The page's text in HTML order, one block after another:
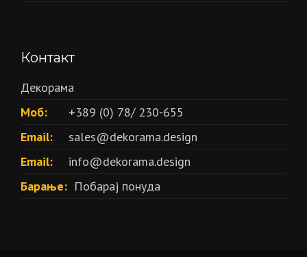
Контакт
Декорама
Моб:
+389 (0) 78/ 230-655
Email:
sales@dekorama.design
Email:
info@dekorama.design
Барање: Побарај понуда